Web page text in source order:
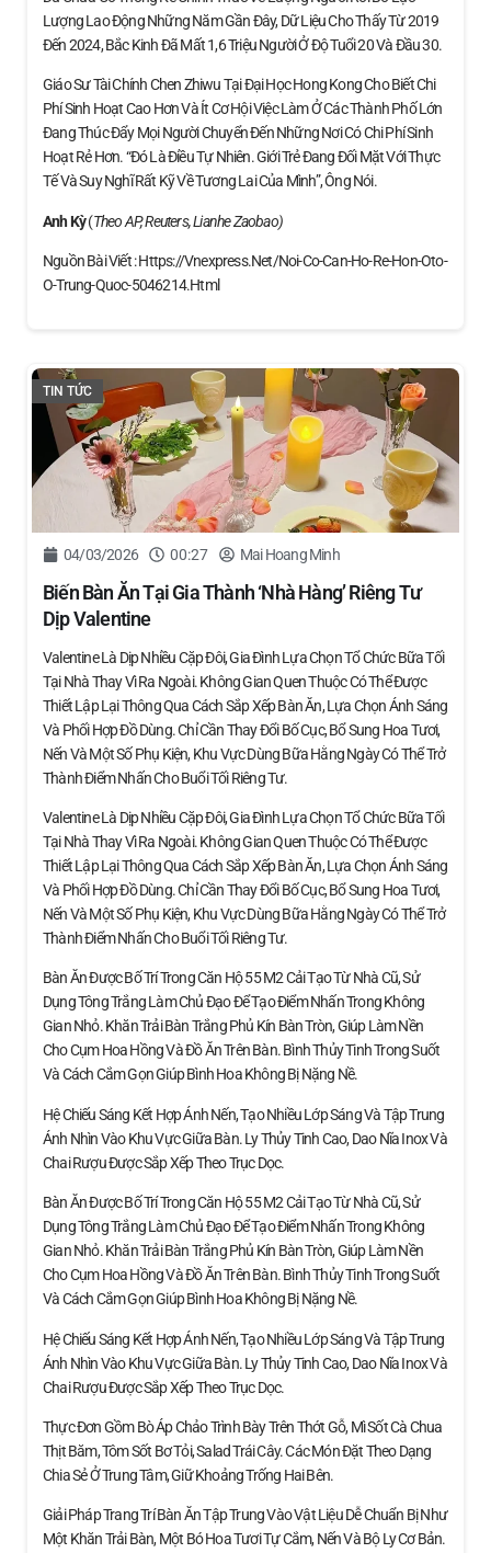
Lượng Lao Động Những Năm Gần Đây, Dữ Liệu Cho Thấy Từ 2019
Đến 2024, Bắc Kinh Đã Mất 1,6 Triệu Người Ở Độ Tuổi 20 Và Đầu 30.
Giáo Sư Tài Chính Chen Zhiwu Tại Đại Học Hong Kong Cho Biết Chi
Phí Sinh Hoạt Cao Hơn Và Ít Cơ Hội Việc Làm Ở Các Thành Phố Lớn
Đang Thúc Đẩy Mọi Người Chuyển Đến Những Nơi Có Chi Phí Sinh
Hoạt Rẻ Hơn. “Đó Là Điều Tự Nhiên. Giới Trẻ Đang Đối Mặt Với Thực
Tế Và Suy Nghĩ Rất Kỹ Về Tương Lai Của Mình”, Ông Nói.
Anh Kỳ(Theo AP, Reuters, Lianhe Zaobao)
Nguồn Bài Viết : Https://vnexpress.net/noi-Co-Can-Ho-Re-Hon-Oto-
O-Trung-Quoc-5046214.html
TIN TỨC
04/03/2026 00:27 Mai Hoang Minh
Biến Bàn Ăn Tại Gia Thành ‘nhà Hàng’ Riêng Tư
Dịp Valentine
Valentine Là Dịp Nhiều Cặp Đôi, Gia Đình Lựa Chọn Tổ Chức Bữa Tối
Tại Nhà Thay Vì Ra Ngoài. Không Gian Quen Thuộc Có Thể Được
Thiết Lập Lại Thông Qua Cách Sắp Xếp Bàn Ăn, Lựa Chọn Ánh Sáng
Và Phối Hợp Đồ Dùng. Chỉ Cần Thay Đổi Bố Cục, Bổ Sung Hoa Tươi,
Nến Và Một Số Phụ Kiện, Khu Vực Dùng Bữa Hằng Ngày Có Thể Trở
Thành Điểm Nhấn Cho Buổi Tối Riêng Tư.
Valentine Là Dịp Nhiều Cặp Đôi, Gia Đình Lựa Chọn Tổ Chức Bữa Tối
Tại Nhà Thay Vì Ra Ngoài. Không Gian Quen Thuộc Có Thể Được
Thiết Lập Lại Thông Qua Cách Sắp Xếp Bàn Ăn, Lựa Chọn Ánh Sáng
Và Phối Hợp Đồ Dùng. Chỉ Cần Thay Đổi Bố Cục, Bổ Sung Hoa Tươi,
Nến Và Một Số Phụ Kiện, Khu Vực Dùng Bữa Hằng Ngày Có Thể Trở
Thành Điểm Nhấn Cho Buổi Tối Riêng Tư.
Bàn Ăn Được Bố Trí Trong Căn Hộ 55 M2 Cải Tạo Từ Nhà Cũ, Sử
Dụng Tông Trắng Làm Chủ Đạo Để Tạo Điểm Nhấn Trong Không
Gian Nhỏ. Khăn Trải Bàn Trắng Phủ Kín Bàn Tròn, Giúp Làm Nền
Cho Cụm Hoa Hồng Và Đồ Ăn Trên Bàn. Bình Thủy Tinh Trong Suốt
Và Cách Cắm Gọn Giúp Bình Hoa Không Bị Nặng Nề.
Hệ Chiếu Sáng Kết Hợp Ánh Nến, Tạo Nhiều Lớp Sáng Và Tập Trung
Ánh Nhìn Vào Khu Vực Giữa Bàn. Ly Thủy Tinh Cao, Dao Nĩa Inox Và
Chai Rượu Được Sắp Xếp Theo Trục Dọc.
Bàn Ăn Được Bố Trí Trong Căn Hộ 55 M2 Cải Tạo Từ Nhà Cũ, Sử
Dụng Tông Trắng Làm Chủ Đạo Để Tạo Điểm Nhấn Trong Không
Gian Nhỏ. Khăn Trải Bàn Trắng Phủ Kín Bàn Tròn, Giúp Làm Nền
Cho Cụm Hoa Hồng Và Đồ Ăn Trên Bàn. Bình Thủy Tinh Trong Suốt
Và Cách Cắm Gọn Giúp Bình Hoa Không Bị Nặng Nề.
Hệ Chiếu Sáng Kết Hợp Ánh Nến, Tạo Nhiều Lớp Sáng Và Tập Trung
Ánh Nhìn Vào Khu Vực Giữa Bàn. Ly Thủy Tinh Cao, Dao Nĩa Inox Và
Chai Rượu Được Sắp Xếp Theo Trục Dọc.
Thực Đơn Gồm Bò Áp Chảo Trình Bày Trên Thớt Gỗ, Mì Sốt Cà Chua
Thịt Băm, Tôm Sốt Bơ Tỏi, Salad Trái Cây. Các Món Đặt Theo Dạng
Chia Sẻ Ở Trung Tâm, Giữ Khoảng Trống Hai Bên.
Giải Pháp Trang Trí Bàn Ăn Tập Trung Vào Vật Liệu Dễ Chuẩn Bị Như
Một Khăn Trải Bàn, Một Bó Hoa Tươi Tự Cắm, Nến Và Bộ Ly Cơ Bản.